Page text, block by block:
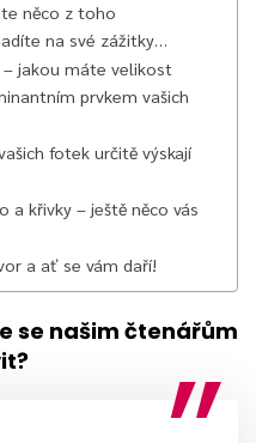
něco z toho
na své zážitky…
jakou máte velikost
prvkem vašich
fotek určitě výskají
a křivky – ještě něco vás
a ať se vám daří!
se našim čtenářům